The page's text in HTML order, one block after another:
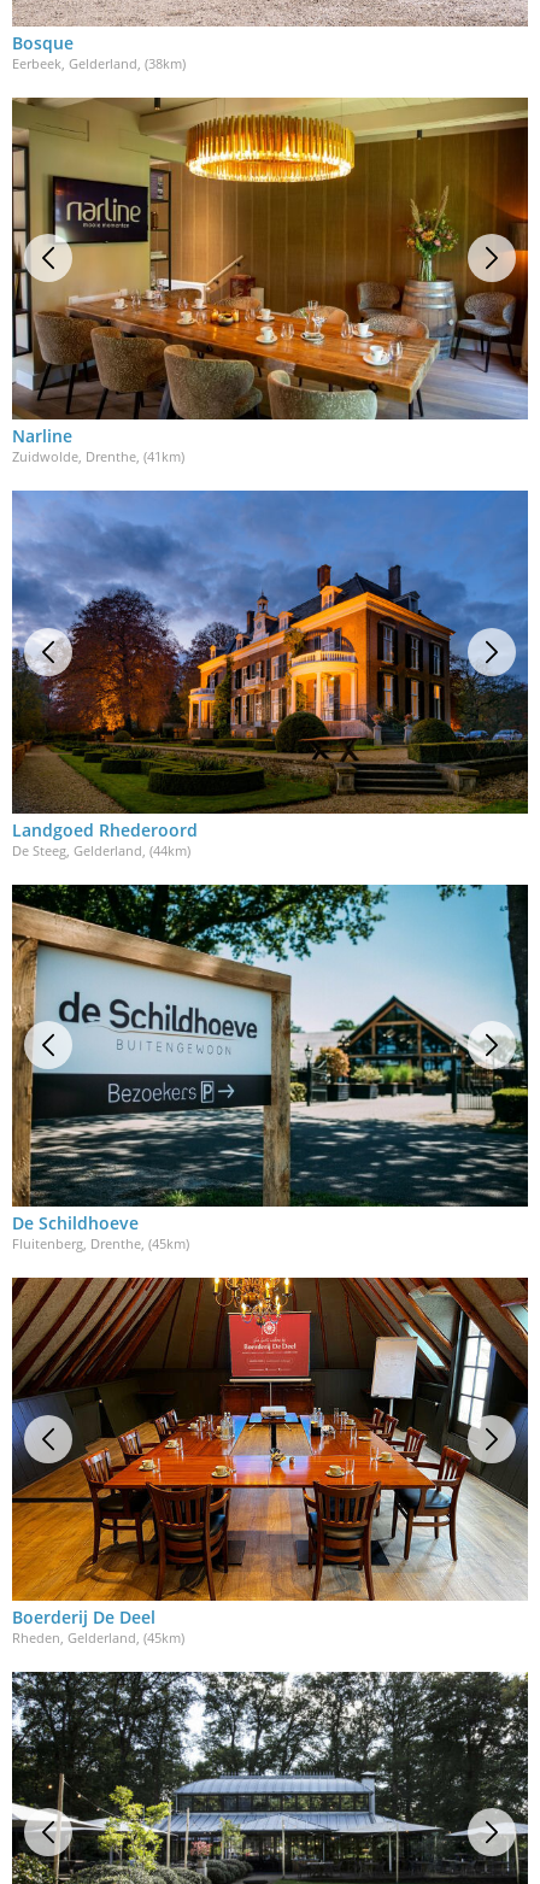
Bosque
Eerbeek, Gelderland , (38km)
Narline
Zuidwolde, Drenthe, (41km)
Landgoed Rhederoord
De Steeg, Gelderland , (44km)
De Schildhoeve
Fluitenberg, Drenthe, (45km)
Boerderij De Deel
Rheden, Gelderland , (45km)